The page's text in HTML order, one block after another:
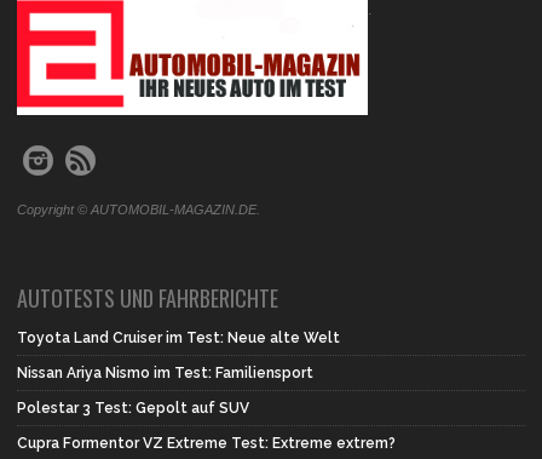
.
Copyright © AUTOMOBIL-MAGAZIN.DE.
AUTOTESTS UND FAHRBERICHTE
Toyota Land Cruiser im Test: Neue alte Welt
Nissan Ariya Nismo im Test: Familiensport
Polestar 3 Test: Gepolt auf SUV
Cupra Formentor VZ Extreme Test: Extreme extrem?